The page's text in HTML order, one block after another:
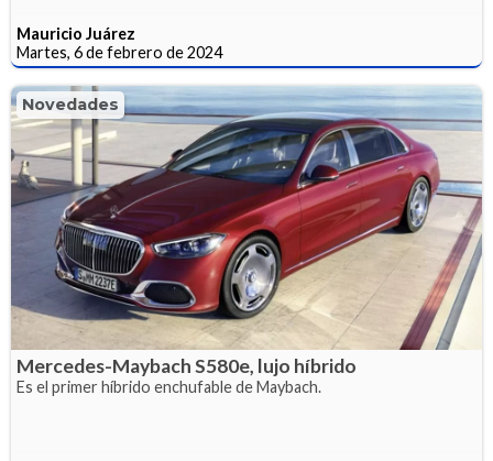
Mauricio Juárez
Martes, 6 de febrero de 2024
Novedades
Mercedes-Maybach S580e, lujo híbrido
Es el primer híbrido enchufable de Maybach.